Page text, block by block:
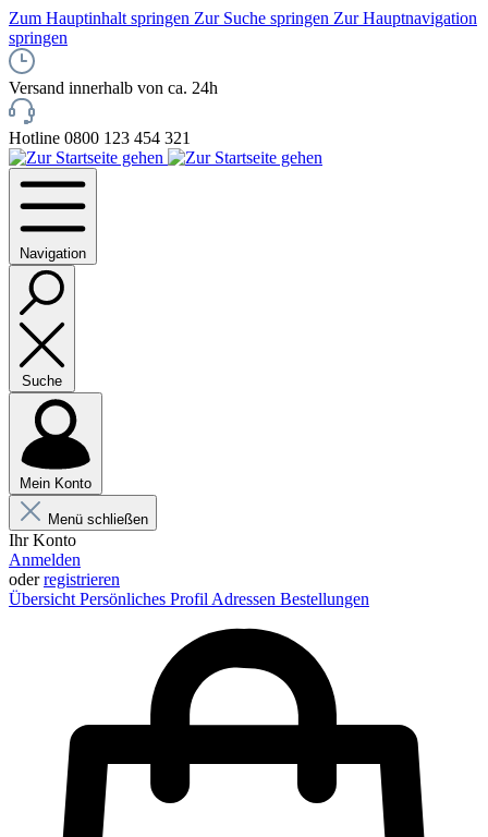
Zum Hauptinhalt springen Zur Suche springen Zur Hauptnavigation
springen
Versand innerhalb von ca. 24h
Hotline 0800 123 454 321
Navigation
Suche
Mein Konto
Menü schließen
Ihr Konto
Anmelden
oderregistrieren
Übersicht Persönliches Profil Adressen Bestellungen